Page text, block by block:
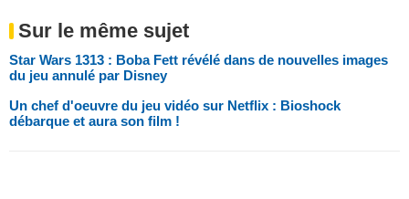
Sur le même sujet
Star Wars 1313 : Boba Fett révélé dans de nouvelles images
du jeu annulé par Disney
Un chef d'oeuvre du jeu vidéo sur Netflix : Bioshock
débarque et aura son film !